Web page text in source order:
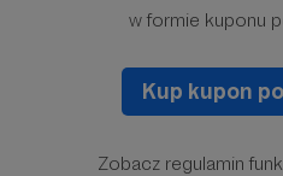
w formie kuponu
Kup kupon
Zobacz regulamin